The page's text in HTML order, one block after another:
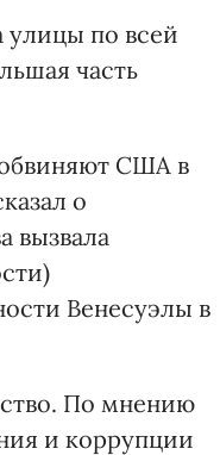
улицы по всей
часть
США в
о
вызвала
Венесуэлы в
По мнению
и коррупции